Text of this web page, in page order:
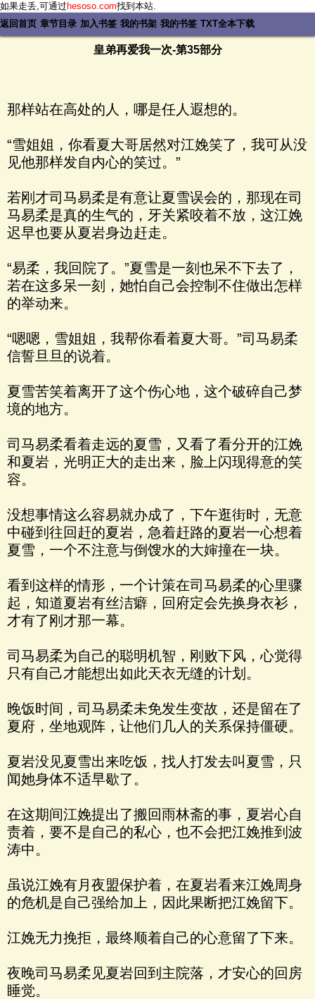
如果走丢,可通过hesoso.com找到本站.
返回首页 章节目录 加入书签 我的书架 我的书签 TXT全本下载
皇弟再爱我一次-第35部分
那样站在高处的人，哪是任人遐想的。
“雪姐姐，你看夏大哥居然对江娩笑了，我可从没
见他那样发自内心的笑过。”
若刚才司马易柔是有意让夏雪误会的，那现在司
马易柔是真的生气的，牙关紧咬着不放，这江娩
迟早也要从夏岩身边赶走。
“易柔，我回院了。”夏雪是一刻也呆不下去了，
若在这多呆一刻，她怕自己会控制不住做出怎样
的举动来。
“嗯嗯，雪姐姐，我帮你看着夏大哥。”司马易柔
信誓旦旦的说着。
夏雪苦笑着离开了这个伤心地，这个破碎自己梦
境的地方。
司马易柔看着走远的夏雪，又看了看分开的江娩
和夏岩，光明正大的走出来，脸上闪现得意的笑
容。
没想事情这么容易就办成了，下午逛街时，无意
中碰到往回赶的夏岩，急着赶路的夏岩一心想着
夏雪，一个不注意与倒馊水的大婶撞在一块。
看到这样的情形，一个计策在司马易柔的心里骤
起，知道夏岩有丝洁癖，回府定会先换身衣衫，
才有了刚才那一幕。
司马易柔为自己的聪明机智，刚败下风，心觉得
只有自己才能想出如此天衣无缝的计划。
晚饭时间，司马易柔未免发生变故，还是留在了
夏府，坐地观阵，让他们几人的关系保持僵硬。
夏岩没见夏雪出来吃饭，找人打发去叫夏雪，只
闻她身体不适早歇了。
在这期间江娩提出了搬回雨林斋的事，夏岩心自
责着，要不是自己的私心，也不会把江娩推到波
涛中。
虽说江娩有月夜盟保护着，在夏岩看来江娩周身
的危机是自己强给加上，因此果断把江娩留下。
江娩无力挽拒，最终顺着自己的心意留了下来。
夜晚司马易柔见夏岩回到主院落，才安心的回房
睡觉。